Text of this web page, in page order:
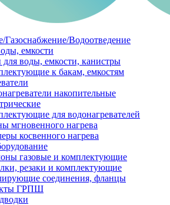
Газоснабжение/Водоотведение
емкости
для воды, емкости, канистры
к бакам, емкостям
накопительные
для водонагревателей
мгновенного нагрева
косвенного нагрева
газовые и комплектующие
резаки и комплектующие
соединения, фланцы
ГРПШ